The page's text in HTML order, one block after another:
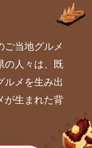
ご当地グルメ
の人々は、既
ルメを生み出
が生まれた背